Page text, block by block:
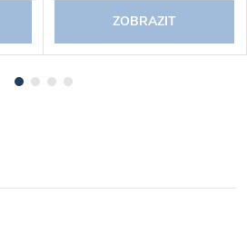
ZOBRAZIT